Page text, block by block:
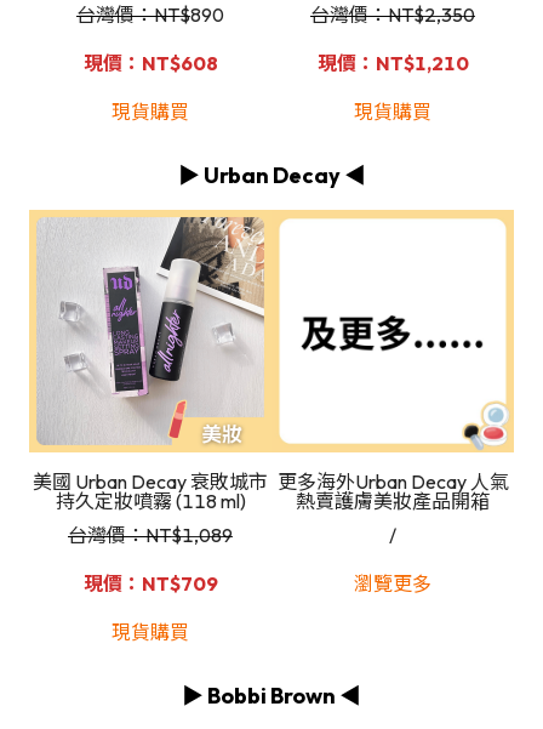
台灣價：NT$890
現價：NT$608
現貨購買
台灣價：NT$2,350
現價：NT$1,210
現貨購買
▶️ Urban Decay ◀️
美國 Urban Decay 衰敗城市
持久定妝噴霧 (118 ml)
台灣價：NT$1,089
現價：NT$709
現貨購買
更多海外Urban Decay 人氣
熱賣護膚美妝產品開箱
/
瀏覽更多
▶️ Bobbi Brown ◀️